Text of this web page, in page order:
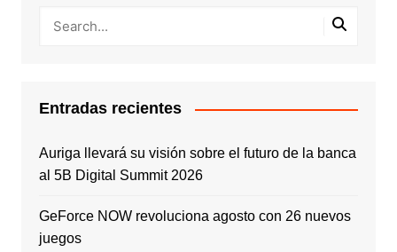
Entradas recientes
Auriga llevará su visión sobre el futuro de la banca
al 5B Digital Summit 2026
GeForce NOW revoluciona agosto con 26 nuevos
juegos